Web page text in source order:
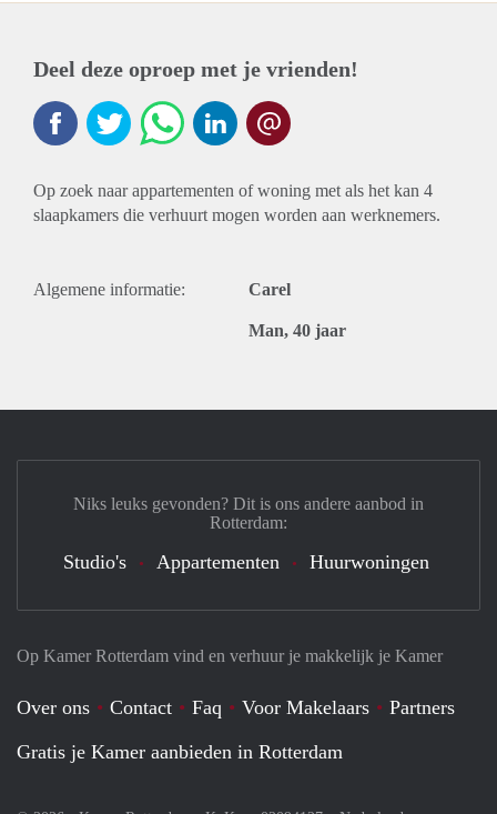
Deel deze oproep met je vrienden!
Op zoek naar appartementen of woning met als het kan 4
slaapkamers die verhuurt mogen worden aan werknemers.
Algemene informatie: Carel
Man, 40 jaar
Op Kamer Rotterdam vind en verhuur je makkelijk je Kamer
Over ons Contact Faq Voor Makelaars
Partners
Gratis je Kamer aanbieden in Rotterdam
Niks leuks gevonden? Dit is ons andere aanbod in
Rotterdam:
Studio's Appartementen Huurwoningen